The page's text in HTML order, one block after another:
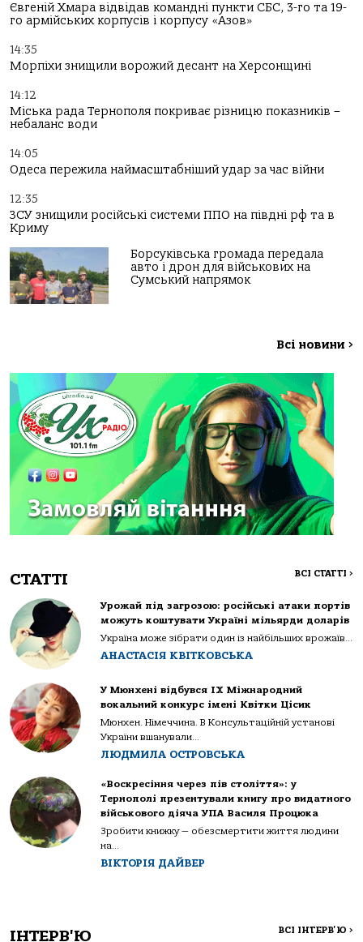
Євгеній Хмара відвідав командні пункти СБС, 3-го та 19-
го армійських корпусів і корпусу «Азов»
14:35
Морпіхи знищили ворожий десант на Херсонщині
14:12
Міська рада Тернополя покриває різницю показників –
небаланс води
14:05
Одеса пережила наймасштабніший удар за час війни
12:35
ЗСУ знищили російські системи ППО на півдні рф та в
Криму
Борсуківська громада передала
авто і дрон для військових на
Сумський напрямок
Всі новини >
СТАТТІ ВСІ СТАТТІ >
Урожай під загрозою: російські атаки портів
можуть коштувати Україні мільярди доларів
Україна може зібрати один із найбільших врожаїв...
АНАСТАСІЯ КВІТКОВСЬКА
У Мюнхені відбувся IX Міжнародний
вокальний конкурс імені Квітки Цісик
Мюнхен. Німеччина. В Консультаційній установі
України вшанували...
ЛЮДМИЛА ОСТРОВСЬКА
«Воскресіння через пів століття»: у
Тернополі презентували книгу про видатного
військового діяча УПА Василя Процюка
Зробити книжку — обезсмертити життя людини
на...
ВІКТОРІЯ ДАЙВЕР
ІНТЕРВ'Ю ВСІ ІНТЕРВ'Ю >